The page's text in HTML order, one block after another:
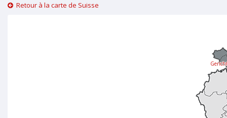
Retour à la carte de Suisse